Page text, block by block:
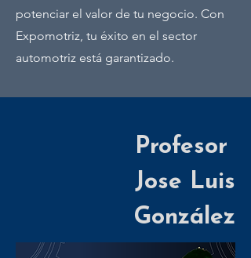
potenciar el valor de tu negocio. Con
Expomotriz, tu éxito en el sector
automotriz está garantizado.
Profesor
Jose Luis
González